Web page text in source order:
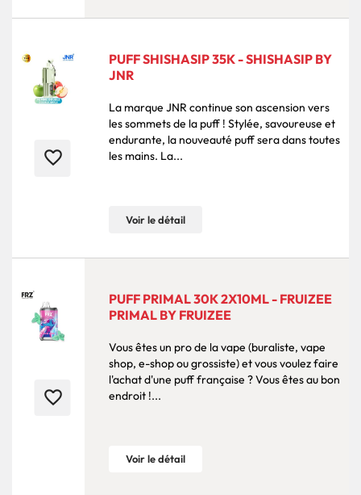
favorite_border
PUFF SHISHASIP 35K - SHISHASIP BY
JNR
La marque JNR continue son ascension vers
les sommets de la puff ! Stylée, savoureuse et
endurante, la nouveauté puff sera dans toutes
les mains. La...
Voir le détail
favorite_border
PUFF PRIMAL 30K 2X10ML - FRUIZEE
PRIMAL BY FRUIZEE
Vous êtes un pro de la vape (buraliste, vape
shop, e-shop ou grossiste) et vous voulez faire
l'achat d'une puff française ? Vous êtes au bon
endroit !...
Voir le détail